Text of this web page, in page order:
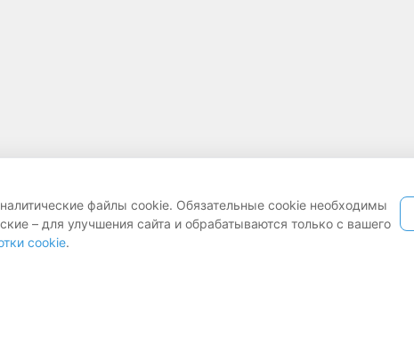
файлы cookie. Обязательные cookie необходимы
– для улучшения сайта и обрабатываются только с вашего
cookie.